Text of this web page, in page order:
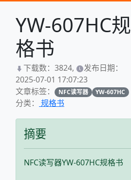
YW-607HC规
格书
下载数：3824,
发布日期：
2025-07-01 17:07:23
文章标签：
NFC读写器 YW-607HC
分类： 规格书
摘要
NFC读写器YW-607HC规格书